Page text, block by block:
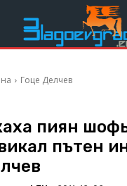
Гоце Делчев
пиян
пътен